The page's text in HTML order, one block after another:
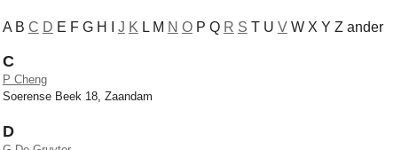
A B C D E F G H I J KL M N OP Q R S T U V W X Y Z ander
C
P Cheng
Soerense Beek 18, Zaandam
D